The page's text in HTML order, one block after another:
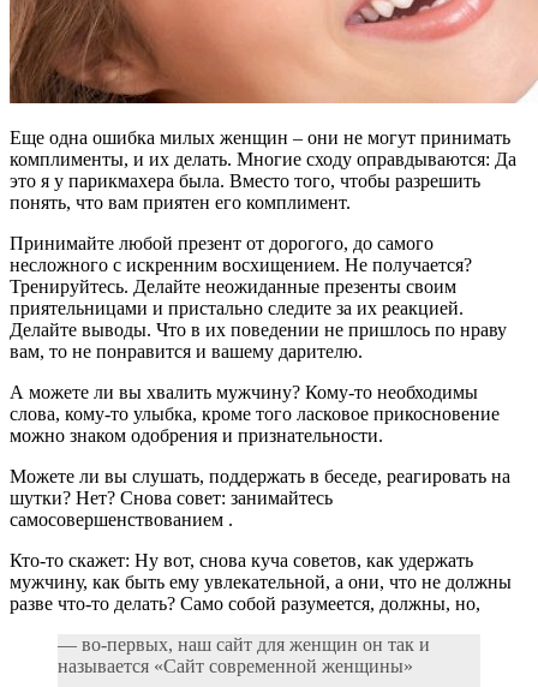
Еще одна ошибка милых женщин – они не могут принимать
комплименты, и их делать. Многие сходу оправдываются: Да
это я у парикмахера была. Вместо того, чтобы разрешить
понять, что вам приятен его комплимент.
Принимайте любой презент от дорогого, до самого
несложного с искренним восхищением. Не получается?
Тренируйтесь. Делайте неожиданные презенты своим
приятельницами и пристально следите за их реакцией.
Делайте выводы. Что в их поведении не пришлось по нраву
вам, то не понравится и вашему дарителю.
А можете ли вы хвалить мужчину? Кому-то необходимы
слова, кому-то улыбка, кроме того ласковое прикосновение
можно знаком одобрения и признательности.
Можете ли вы слушать, поддержать в беседе, реагировать на
шутки? Нет? Снова совет: занимайтесь
самосовершенствованием .
Кто-то скажет: Ну вот, снова куча советов, как удержать
мужчину, как быть ему увлекательной, а они, что не должны
разве что-то делать? Само собой разумеется, должны, но,
— во-первых, наш сайт для женщин он так и
называется «Сайт современной женщины»